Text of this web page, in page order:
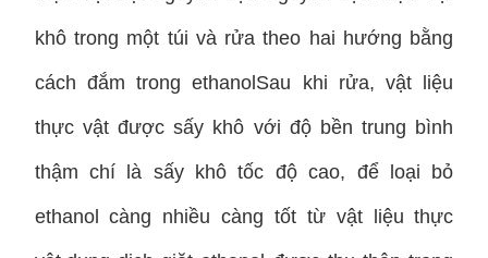
khô trong một túi và rửa theo hai hướng bằng
cách đắm trong ethanolSau khi rửa, vật liệu
thực vật được sấy khô với độ bền trung bình
thậm chí là sấy khô tốc độ cao, để loại bỏ
ethanol càng nhiều càng tốt từ vật liệu thực